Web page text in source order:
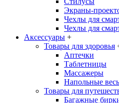
Экраны-
Чехлы для
Чехлы для
Аксессуары +
Товары для здоровья
Аптечки
Таблетницы
Массажеры
Напольные
Товары для
Багажные